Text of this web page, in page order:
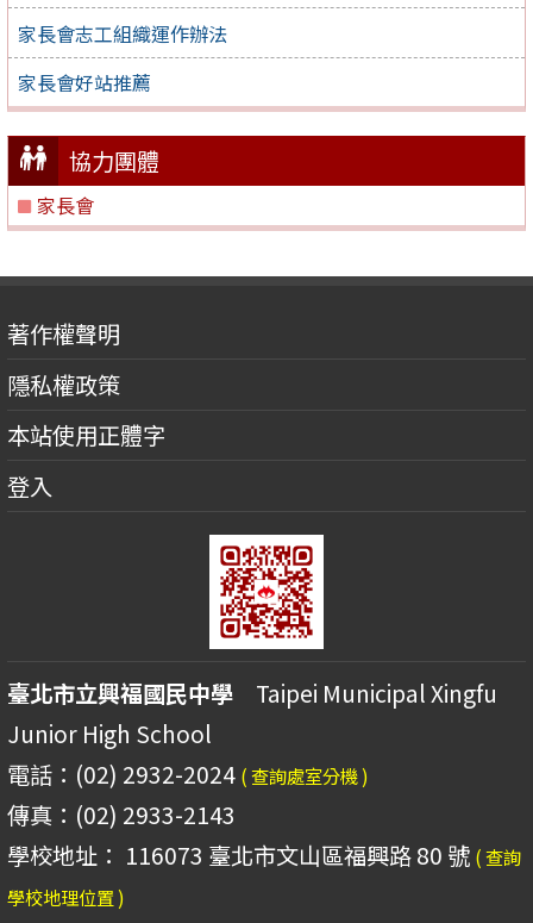
家長會志工組織運作辦法
家長會好站推薦
協力團體
家長會
著作權聲明
隱私權政策
本站使用正體字
登入
臺北市立興福國民中學 Taipei Municipal Xingfu
Junior High School
電話：(02) 2932-2024 ( 查詢處室分機 )
傳真：(02) 2933-2143
學校地址： 116073 臺北市文山區福興路 80 號 ( 查詢
學校地理位置 )